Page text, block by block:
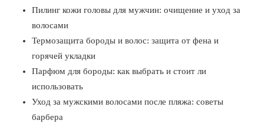
Пилинг кожи головы для мужчин: очищение и уход за
волосами
Термозащита бороды и волос: защита от фена и
горячей укладки
Парфюм для бороды: как выбрать и стоит ли
использовать
Уход за мужскими волосами после пляжа: советы
барбера